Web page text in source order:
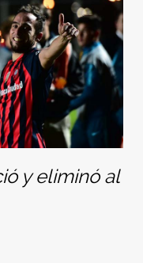
y eliminó al